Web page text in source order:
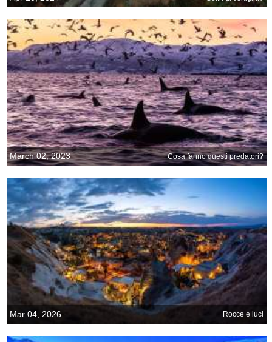
March 02, 2023 Cosa fanno questi predatori?
Mar 04, 2026 Rocce e luci